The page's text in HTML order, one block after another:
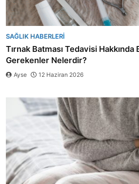
SAĞLIK HABERLERI
Tırnak Batması Tedavisi Hakkında
Gerekenler Nelerdir?
Ayse 12 Haziran 2026